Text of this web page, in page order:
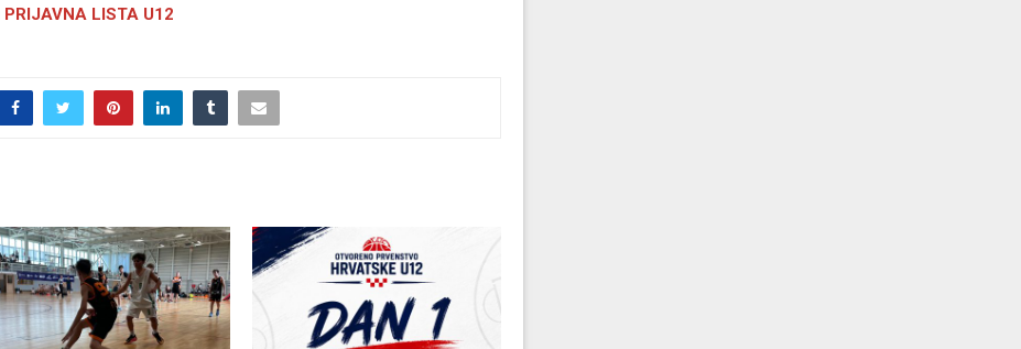
PRIJAVNA LISTA U12